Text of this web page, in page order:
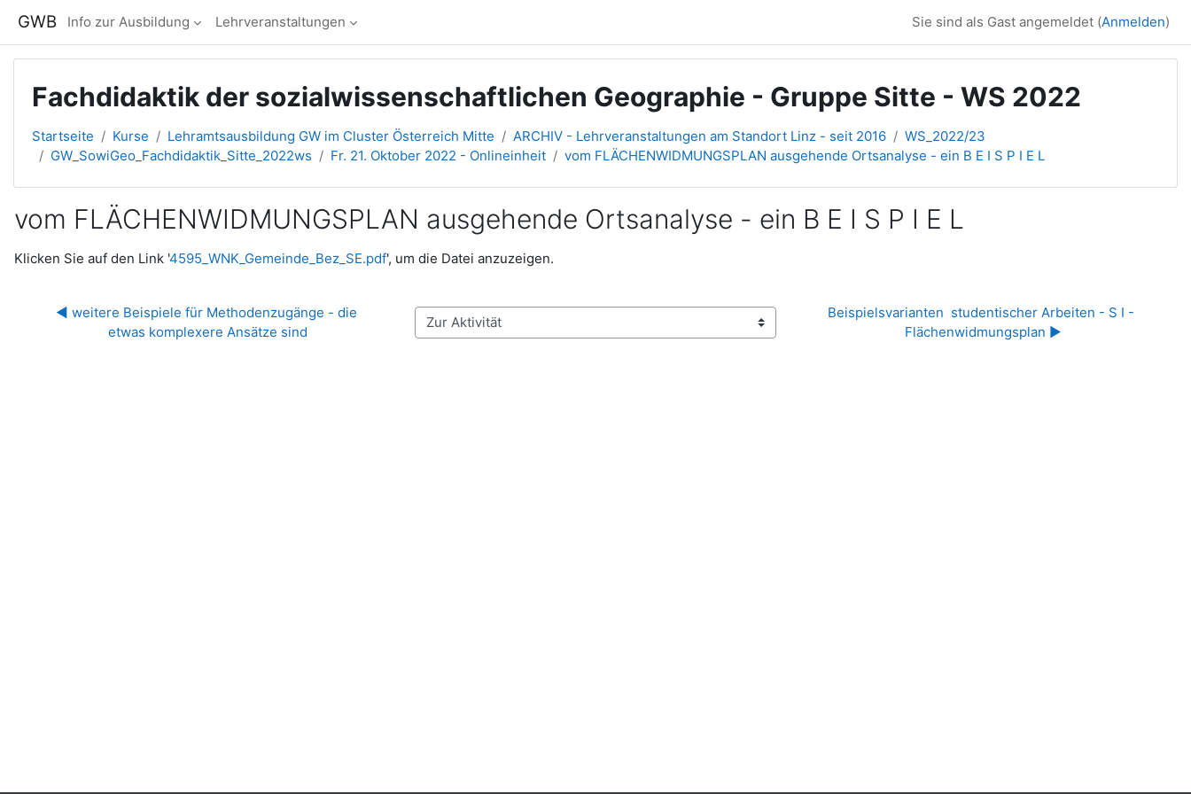
GWB Info zur Ausbildung Lehrveranstaltungen Sie sind als Gast angemeldet (Anmelden)
Fachdidaktik der sozialwissenschaftlichen Geographie - Gruppe Sitte - WS 2022
Startseite Kurse Lehramtsausbildung GW im Cluster Österreich Mitte ARCHIV - Lehrveranstaltungen am Standort Linz - seit 2016
WS_2022/23
GW_SowiGeo_Fachdidaktik_Sitte_2022ws
Fr. 21. Oktober 2022 - Onlineinheit vom FLÄCHENWIDMUNGSPLAN ausgehende Ortsanalyse - ein B E I S P I E L
vom FLÄCHENWIDMUNGSPLAN ausgehende Ortsanalyse - ein B E I S P I E L
Abschlussbedingungen
Klicken Sie auf den Link '4595_WNK_Gemeinde_Bez_SE.pdf', um die Datei anzuzeigen.
◀︎ weitere Beispiele für Methodenzugänge - die
etwas komplexere Ansätze sind
Zur Aktivität
Beispielsvarianten  studentischer Arbeiten - S I -
Flächenwidmungsplan ▶︎